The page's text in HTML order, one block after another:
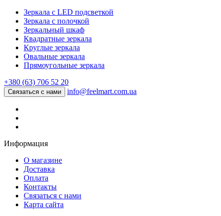
Зеркала с LED подсветкой
Зеркала с полочкой
Зеркальный шкаф
Квадратные зеркала
Круглые зеркала
Овальные зеркала
Прямоугольные зеркала
+380 (63) 706 52 20
Связаться с нами info@feelmart.com.ua
Информация
О магазине
Доставка
Оплата
Контакты
Связаться с нами
Карта сайта